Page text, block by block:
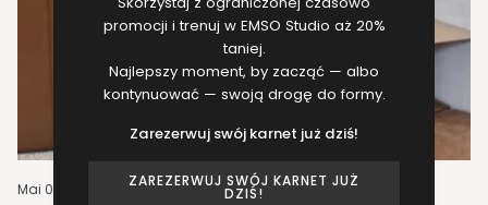
Mai 08, 2024
promocji i trenuj w EMSO Studio aż 20%
taniej.
Najlepszy moment, by zacząć — albo
kontynuować — swoją drogę do formy.
Zarezerwuj swój karnet już dziś!
ZAREZERWUJ SWÓJ KARNET JUŻ
DZIŚ!